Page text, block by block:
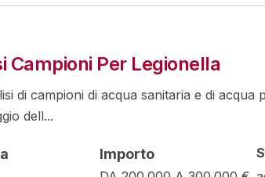
Campioni Per Legionella
di campioni di acqua sanitaria e di acqua
dell...
Importo